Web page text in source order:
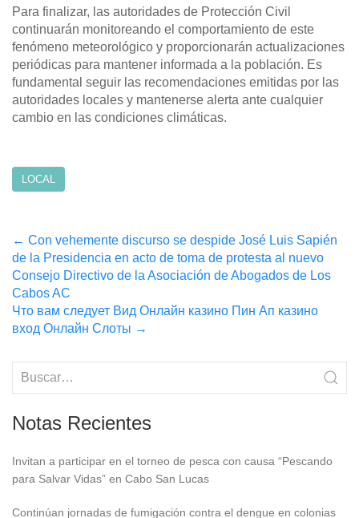
Para finalizar, las autoridades de Protección Civil
continuarán monitoreando el comportamiento de este
fenómeno meteorológico y proporcionarán actualizaciones
periódicas para mantener informada a la población. Es
fundamental seguir las recomendaciones emitidas por las
autoridades locales y mantenerse alerta ante cualquier
cambio en las condiciones climáticas.
LOCAL
Post
navigation
← Con vehemente discurso se despide José Luis Sapién
de la Presidencia en acto de toma de protesta al nuevo
Consejo Directivo de la Asociación de Abogados de Los
Cabos AC
Что вам следует Вид Онлайн казино Пин Ап казино
вход Онлайн Слоты →
Notas Recientes
Invitan a participar en el torneo de pesca con causa “Pescando
para Salvar Vidas” en Cabo San Lucas
Continúan jornadas de fumigación contra el dengue en colonias